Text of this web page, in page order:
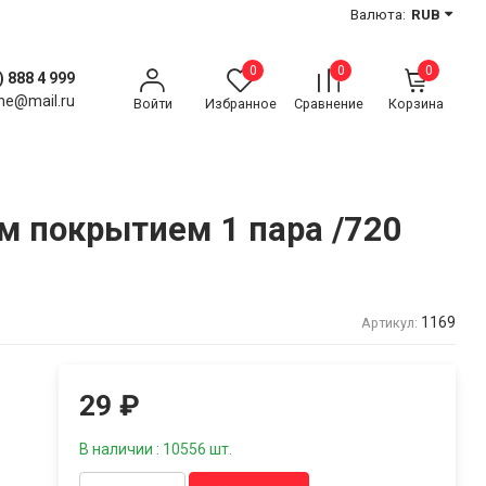
Валюта: RUB
888 4 999
Войти
0
Избранное
0
Сравнение
0
Корзина
покрытием 1 пара /720
Артикул: 1169
29₽
В наличии : 10556 шт.